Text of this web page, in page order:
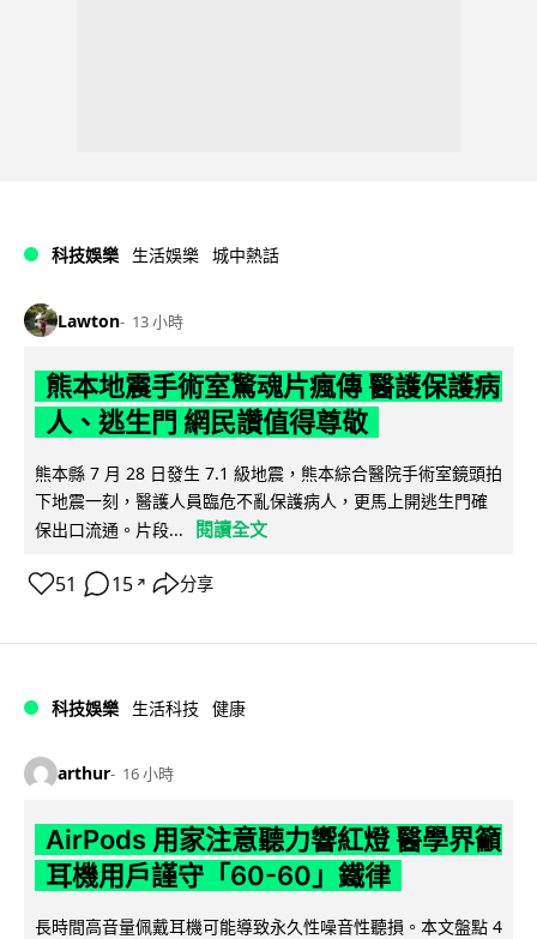
科技娛樂 生活娛樂 城中熱話
Lawton 13 小時
熊本地震手術室驚魂片瘋傳 醫護保護病
人、逃生門 網民讚值得尊敬
熊本縣 7 月 28 日發生 7.1 級地震，熊本綜合醫院手術室鏡頭拍
下地震一刻，醫護人員臨危不亂保護病人，更馬上開逃生門確
保出口流通。片段...
閱讀全文
51 15 ↗ 分享
科技娛樂 生活科技 健康
arthur 16 小時
AirPods 用家注意聽力響紅燈 醫學界籲
耳機用戶謹守「60-60」鐵律
長時間高音量佩戴耳機可能導致永久性噪音性聽損。本文盤點 4